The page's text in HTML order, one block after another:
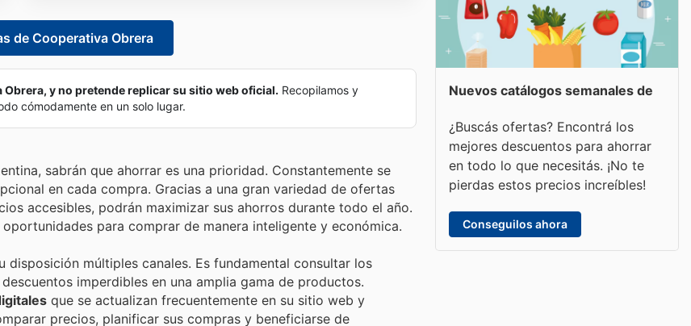
de Cooperativa Obrera
y no pretende replicar su sitio web oficial. Recopilamos y
cómodamente en un solo lugar.
sabrán que ahorrar es una prioridad. Constantemente se
en cada compra. Gracias a una gran variedad de ofertas
accesibles, podrán maximizar sus ahorros durante todo el año.
para comprar de manera inteligente y económica.
múltiples canales. Es fundamental consultar los
imperdibles en una amplia gama de productos.
que se actualizan frecuentemente en su sitio web y
precios, planificar sus compras y beneficiarse de
Nuevos catálogos semanales de
¿Buscás ofertas? Encontrá los
mejores descuentos para ahorrar
en todo lo que necesitás. ¡No te
pierdas estos precios increíbles!
Conseguilos ahora